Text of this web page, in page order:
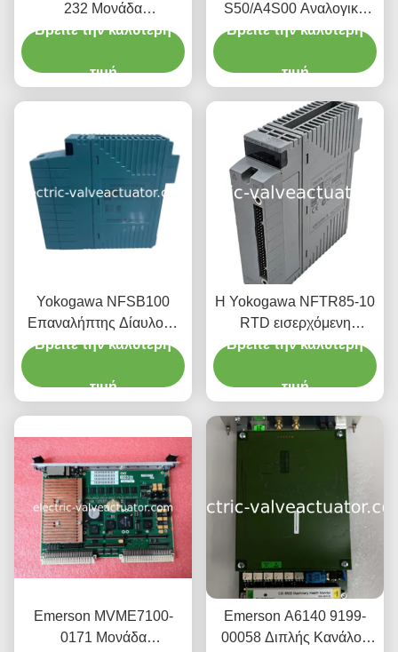
232 Μονάδα
Επικοινωνίας CENTUM
Βρείτε την καλύτερη
τιμή
S50/A4S00 Αναλογική
Ενσωματωμένη Μονάδα.
Βρείτε την καλύτερη
τιμή
Yokogawa NFSB100
Επαναλήπτης Δίαυλου |
Επέκταση Βιομηχανικού
Βρείτε την καλύτερη
τιμή
Η Yokogawa NFTR85-10
RTD εισερχόμενη
μονάδα.
Βρείτε την καλύτερη
τιμή
Emerson MVME7100-
0171 Μονάδα
Emerson A6140 9199-
00058 Διπλής Κανάλου